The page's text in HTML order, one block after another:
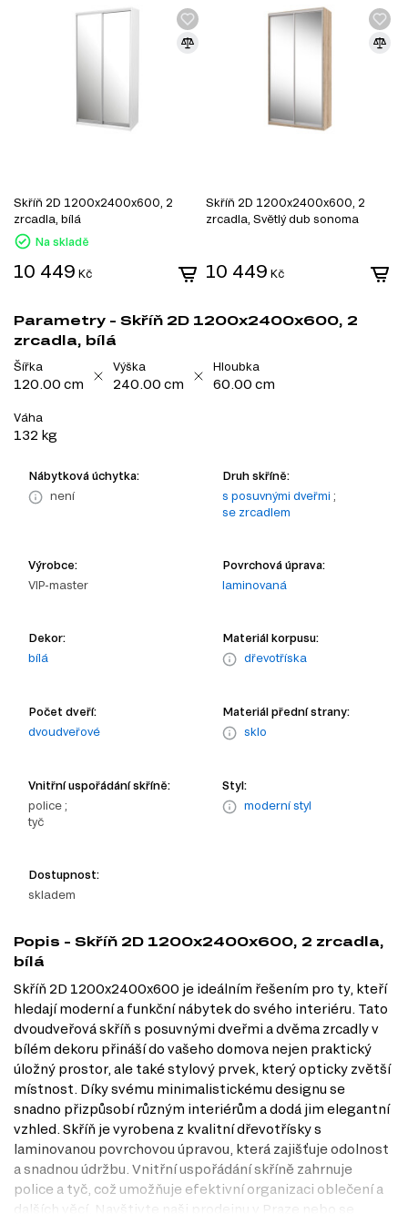
Skříň 2D 1200x2400x600, 2
zrcadla, bílá
Na skladě
10 449 Kč
Skříň 2D 1200x2400x600, 2
zrcadla, Světlý dub sonoma
10 449 Kč
Parametry - Skříň 2D 1200x2400x600, 2
zrcadla, bílá
Šířka
120.00 cm
Výška
240.00 cm
Hloubka
60.00 cm
Váha
132 kg
Nábytková úchytka:
není
Druh skříně:
s posuvnými dveřmi ;
se zrcadlem
Výrobce:
VIP-master
Povrchová úprava:
laminovaná
Dekor:
bílá
Materiál korpusu:
dřevotříska
Počet dveří:
dvoudveřové
Materiál přední strany:
sklo
Vnitřní uspořádání skříně:
police ;
tyč
Styl:
moderní styl
Dostupnost:
skladem
Popis - Skříň 2D 1200x2400x600, 2 zrcadla,
bílá
Skříň 2D 1200x2400x600 je ideálním řešením pro ty, kteří
hledají moderní a funkční nábytek do svého interiéru. Tato
dvoudveřová skříň s posuvnými dveřmi a dvěma zrcadly v
bílém dekoru přináší do vašeho domova nejen praktický
úložný prostor, ale také stylový prvek, který opticky zvětší
místnost. Díky svému minimalistickému designu se
snadno přizpůsobí různým interiérům a dodá jim elegantní
vzhled. Skříň je vyrobena z kvalitní dřevotřísky s
laminovanou povrchovou úpravou, která zajišťuje odolnost
a snadnou údržbu. Vnitřní uspořádání skříně zahrnuje
police a tyč, což umožňuje efektivní organizaci oblečení a
dalších věcí. Navštivte naši prodejnu v Praze nebo se